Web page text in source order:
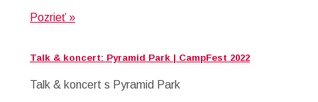
Pozrieť »
Talk & koncert: Pyramid Park | CampFest 2022
Talk & koncert s Pyramid Park